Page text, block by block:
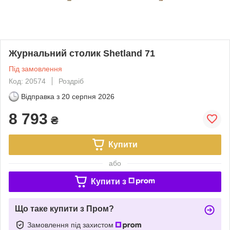
Журнальний столик Shetland 71
Під замовлення
Код: 20574
Роздріб
Відправка з 20 серпня 2026
8 793 ₴
Купити
або
Купити з
Що таке купити з Пром?
Замовлення під захистом